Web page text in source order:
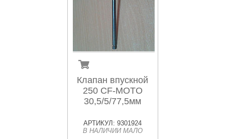
Клапан впускной
250 CF-MOTO
30,5/5/77,5мм
АРТИКУЛ: 9301924
В НАЛИЧИИ МАЛО